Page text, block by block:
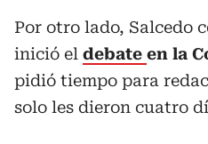
Por otro lado, Salcedo
inició el debate en la
pidió tiempo para
solo les dieron cuatro